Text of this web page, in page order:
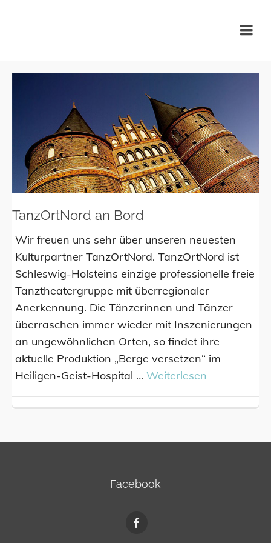
TanzOrtNord an Bord
Wir freuen uns sehr über unseren neuesten
Kulturpartner TanzOrtNord. TanzOrtNord ist
Schleswig-Holsteins einzige professionelle freie
Tanztheatergruppe mit überregionaler
Anerkennung. Die Tänzerinnen und Tänzer
überraschen immer wieder mit Inszenierungen
an ungewöhnlichen Orten, so findet ihre
aktuelle Produktion „Berge versetzen“ im
Heiligen-Geist-Hospital … Weiterlesen
Facebook